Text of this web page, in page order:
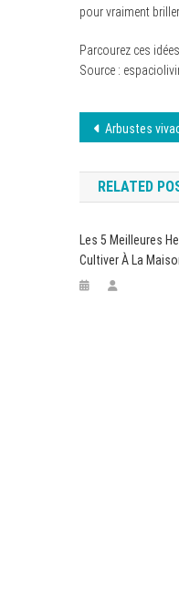
pour vraiment briller.
Parcourez ces
Source :
de
l’article
Arbustes
RELATED
Les 5 Meilleures
Cultiver À La